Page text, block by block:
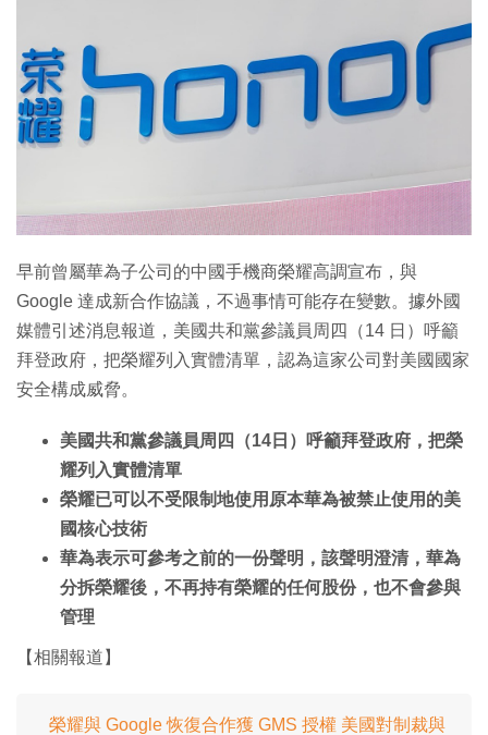
生成式AI與雲端應用
Enterprise Digital Transformation
特集
早前曾屬華為子公司的中國手機商榮耀高調宣布，與
Google 達成新合作協議，不過事情可能存在變數。據外國
媒體引述消息報道，美國共和黨參議員周四（14 日）呼籲
拜登政府，把榮耀列入實體清單，認為這家公司對美國國家
安全構成威脅。
美國共和黨參議員周四（14日）呼籲拜登政府，把榮
耀列入實體清單
榮耀已可以不受限制地使用原本華為被禁止使用的美
國核心技術
華為表示可參考之前的一份聲明，該聲明澄清，華為
分拆榮耀後，不再持有榮耀的任何股份，也不會參與
管理
【相關報道】
榮耀與 Google 恢復合作獲 GMS 授權 美國對制裁與